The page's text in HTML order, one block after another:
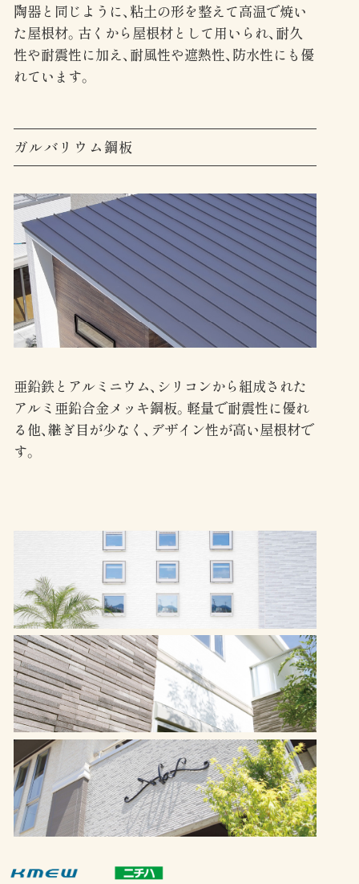
陶器と同じように、粘土の形を整えて高温で焼い
た屋根材。古くから屋根材として用いられ、耐久
性や耐震性に加え、耐風性や遮熱性、防水性にも優
れています。
ガルバリウム鋼板
亜鉛鉄とアルミニウム、シリコンから組成された
アルミ亜鉛合金メッキ鋼板。軽量で耐震性に優れ
る他、継ぎ目が少なく、デザイン性が高い屋根材で
す。